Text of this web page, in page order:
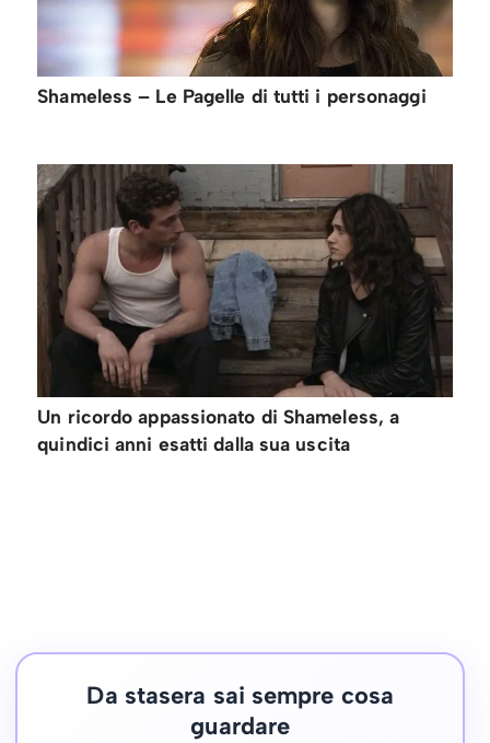
Shameless – Le Pagelle di tutti i personaggi
Un ricordo appassionato di Shameless, a
quindici anni esatti dalla sua uscita
Da stasera sai sempre cosa
guardare